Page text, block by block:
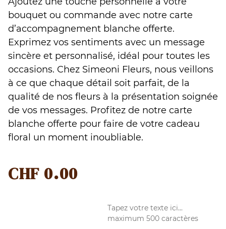
bouquet ou commande avec notre carte
d’accompagnement blanche offerte.
Exprimez vos sentiments avec un message
sincère et personnalisé, idéal pour toutes les
occasions. Chez Simeoni Fleurs, nous veillons
à ce que chaque détail soit parfait, de la
qualité de nos fleurs à la présentation soignée
de vos messages. Profitez de notre carte
blanche offerte pour faire de votre cadeau
floral un moment inoubliable.
CHF 0.00